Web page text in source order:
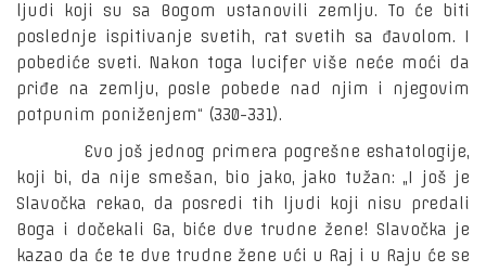
ljudi koji su sa Bogom ustanovili zemlju. To će biti
poslednje ispitivanje svetih, rat svetih sa đavolom. I
pobediće sveti. Nakon toga lucifer više neće moći da
priđe na zemlju, posle pobede nad njim i njegovim
potpunim poniženjem“ (330-331).
Evo još jednog primera pogrešne eshatologije,
koji bi, da nije smešan, bio jako, jako tužan: „I još je
Slavočka rekao, da posredi tih ljudi koji nisu predali
Boga i dočekali Ga, biće dve trudne žene! Slavočka je
kazao da će te dve trudne žene ući u Raj i u Raju će se